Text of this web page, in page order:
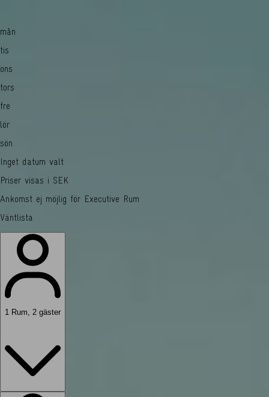
mån
tis
ons
tors
fre
lör
sön
Inget datum valt
Priser visas i SEK
Ankomst ej möjlig för Executive Rum
Väntlista
1 Rum 2 gäster